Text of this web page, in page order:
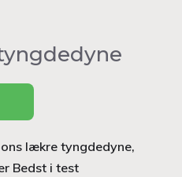
lækre tyngdedyne,
Bedst i test